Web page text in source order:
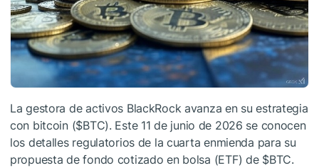
La gestora de activos BlackRock avanza en su estrategia
con bitcoin ($BTC). Este 11 de junio de 2026 se conocen
los detalles regulatorios de la cuarta enmienda para su
propuesta de fondo cotizado en bolsa (ETF) de $BTC.